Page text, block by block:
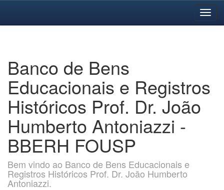
Banco de Bens
Educacionais e Registros
Históricos Prof. Dr. João
Humberto Antoniazzi -
BBERH FOUSP
Bem vindo ao Banco de Bens Educacionais e
Registros Históricos Prof. Dr. João Humberto
Antoniazzi.